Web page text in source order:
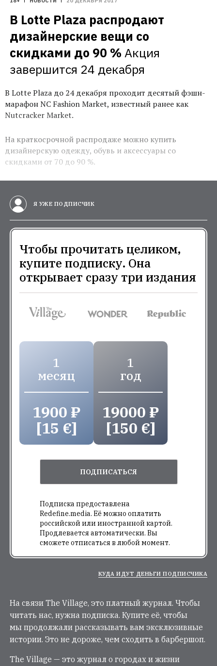
В Lotte Plaza распродают
дизайнерские вещи со
скидками до 90 % Акция
завершится 24 декабря
В Lotte Plaza до 24 декабря проходит десятый фэшн-
марафон NC Fashion Market, известный ранее как
Nutcracker Market.
На краткосрочной распродаже можно купить
дизайнерскую одежду, обувь и аксессуары со
скидками от 70 до 90 %.
Я УЖЕ ПОДПИСЧИК
Чтобы прочитать целиком,
купите подписку. Она
открывает сразу три издания
1
месяц
1900 ₽
[15 €]
1
год
19000 ₽
[150 €]
ПОДПИСАТЬСЯ
Подписка предоставлена
Redefine.media. Её можно оплатить
российской или иностранной картой.
Продлевается автоматически. Вы
сможете отписаться в любой момент.
КУДА ИДУТ ДЕНЬГИ ПОДПИСЧИКА
На связи The Village, это платный журнал. Чтобы
читать нас, нужна подписка. Купите её, чтобы
мы продолжали рассказывать вам эксклюзивные
истории. Это не дороже, чем сходить в барбершоп.
The Village — это журнал о городах и жизни